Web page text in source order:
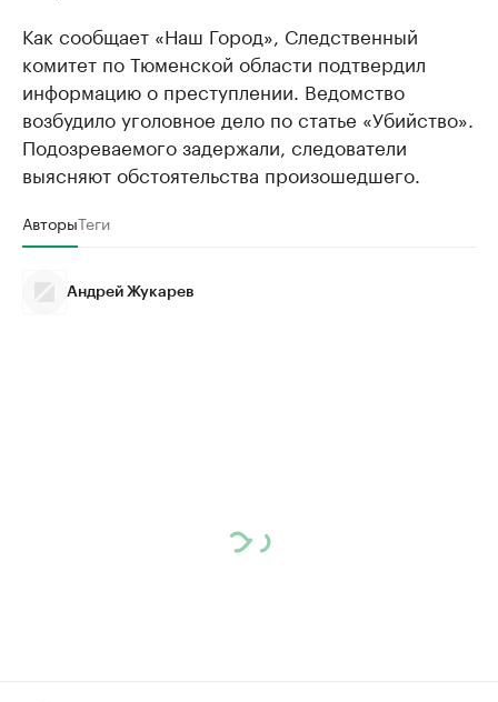
Как сообщает «Наш Город», Следственный
комитет по Тюменской области подтвердил
информацию о преступлении. Ведомство
возбудило уголовное дело по статье «Убийство».
Подозреваемого задержали, следователи
выясняют обстоятельства произошедшего.
АвторыТеги
Андрей Жукарев